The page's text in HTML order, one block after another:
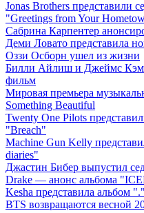
Jonas Brothers представили
"Greetings from Your
Сабрина Карпентер
Деми Ловато представила
Оззи Осборн ушел из жизни
Билли Айлиш и Джеймс
фильм
Мировая премьера
Something Beautiful
Twenty One Pilots
"Breach"
Machine Gun Kelly
diaries"
Джастин Бибер выпустил
Drake — анонс альбома
Kesha представила альбом
BTS возвращаются весной